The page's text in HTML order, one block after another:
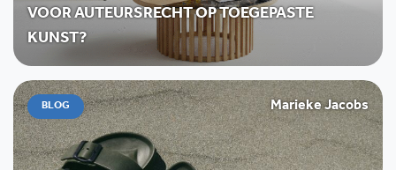
VOOR AUTEURSRECHT OP TOEGEPASTE
KUNST?
BLOG Marieke Jacobs